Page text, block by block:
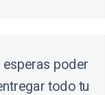
esperas poder
todo tu